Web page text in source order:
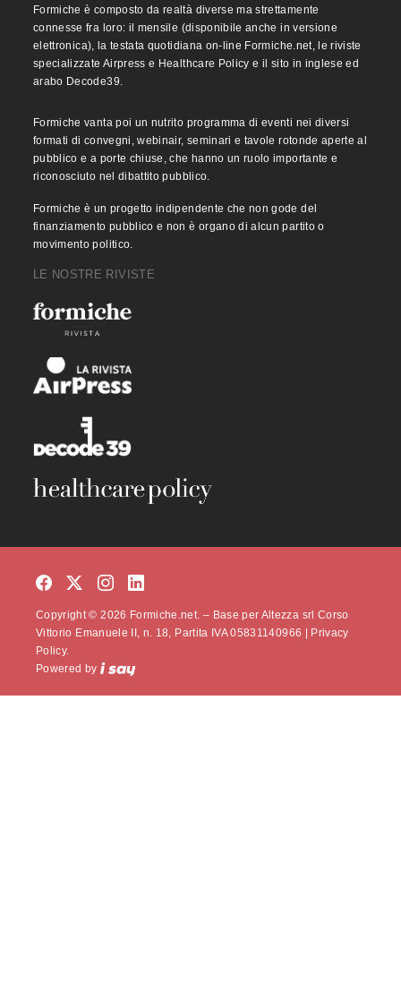
Formiche è composto da realtà diverse ma strettamente
connesse fra loro: il mensile (disponibile anche in versione
elettronica), la testata quotidiana on-line Formiche.net, le riviste
specializzate Airpress e Healthcare Policy e il sito in inglese ed
arabo Decode39.
Formiche vanta poi un nutrito programma di eventi nei diversi
formati di convegni, webinair, seminari e tavole rotonde aperte al
pubblico e a porte chiuse, che hanno un ruolo importante e
riconosciuto nel dibattito pubblico.
Formiche è un progetto indipendente che non gode del
finanziamento pubblico e non è organo di alcun partito o
movimento politico.
LE NOSTRE RIVISTE
Copyright © 2026 Formiche.net. – Base per Altezza srl Corso
Vittorio Emanuele II, n. 18, Partita IVA 05831140966 | Privacy
Policy.
Powered by